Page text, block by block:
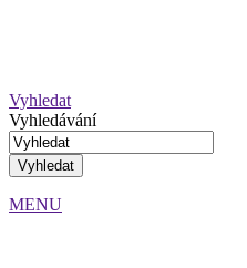
Vyhledat
Vyhledávání
MENU